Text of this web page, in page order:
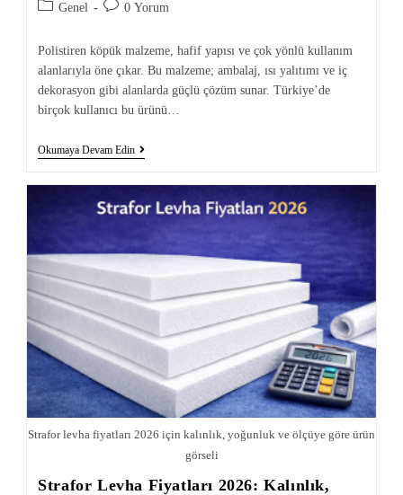
Genel 0 Yorum
Polistiren köpük malzeme, hafif yapısı ve çok yönlü kullanım
alanlarıyla öne çıkar. Bu malzeme; ambalaj, ısı yalıtımı ve iç
dekorasyon gibi alanlarda güçlü çözüm sunar. Türkiye’de
birçok kullanıcı bu ürünü…
Okumaya Devam Edin
Strafor levha fiyatları 2026 için kalınlık, yoğunluk ve ölçüye göre ürün
görseli
Strafor Levha Fiyatları 2026: Kalınlık,